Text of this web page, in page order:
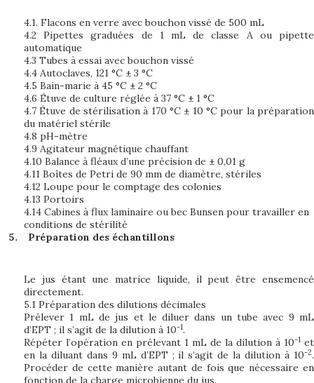
4.1. Flacons en verre avec bouchon vissé de 500 mL
4.2 Pipettes graduées de 1 mL de classe A ou pipette
automatique
4.3 Tubes à essai avec bouchon vissé
4.4 Autoclaves, 121 °C ± 3 °C
4.5 Bain-marie à 45 °C ± 2 °C
4.6 Étuve de culture réglée à 37 °C ± 1 °C
4.7 Étuve de stérilisation à 170 °C ± 10 °C pour la préparation
du matériel stérile
4.8 pH-mètre
4.9 Agitateur magnétique chauffant
4.10 Balance à fléaux d’une précision de ± 0,01 g
4.11 Boîtes de Petri de 90 mm de diamètre, stériles
4.12 Loupe pour le comptage des colonies
4.13 Portoirs
4.14 Cabines à flux laminaire ou bec Bunsen pour travailler en
conditions de stérilité
Préparation des échantillons
Le jus étant une matrice liquide, il peut être ensemencé
directement.
5.1 Préparation des dilutions décimales
Prélever 1 mL de jus et le diluer dans un tube avec 9 mL
d’EPT ; il s’agit de la dilution à 10-1.
Répéter l’opération en prélevant 1 mL de la dilution à 10-1 et
en la diluant dans 9 mL d’EPT ; il s’agit de la dilution à 10-2.
Procéder de cette manière autant de fois que nécessaire en
fonction de la charge microbienne du jus.